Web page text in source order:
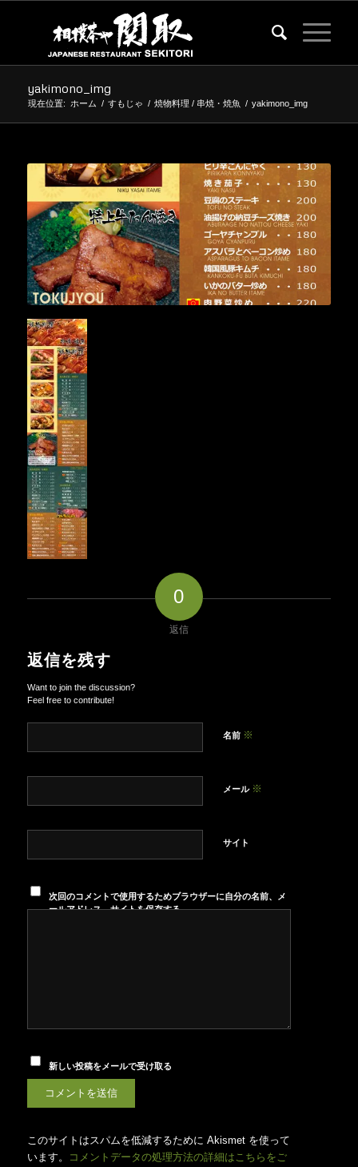
yakimono_img
現在位置: ホーム / すもじゃ / 焼物料理 / 串焼・焼魚 / yakimono_img
0
返信
返信を残す
Want to join the discussion?
Feel free to contribute!
名前 ※
メール ※
サイト
次回のコメントで使用するためブラウザーに自分の名前、メ
ールアドレス、サイトを保存する。
新しい投稿をメールで受け取る
このサイトはスパムを低減するために Akismet を使って
います。
コメントデータの処理方法の詳細はこちらをご